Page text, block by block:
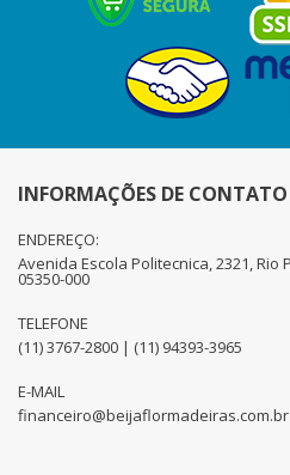
INFORMAÇÕES DE CONTATO
ENDEREÇO:
Avenida Escola Politecnica, 2321, Rio
05350-000
TELEFONE
(11) 3767-2800 | (11) 94393-3965
E-MAIL
financeiro@beijaflormadeiras.com.br